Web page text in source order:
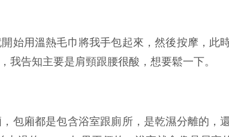
始用溫熱毛巾將我手包起來，然後按摩，此
我告知主要是肩頸跟腰很酸，想要鬆一下。
包廂都是包含浴室跟廁所，是乾濕分離的，